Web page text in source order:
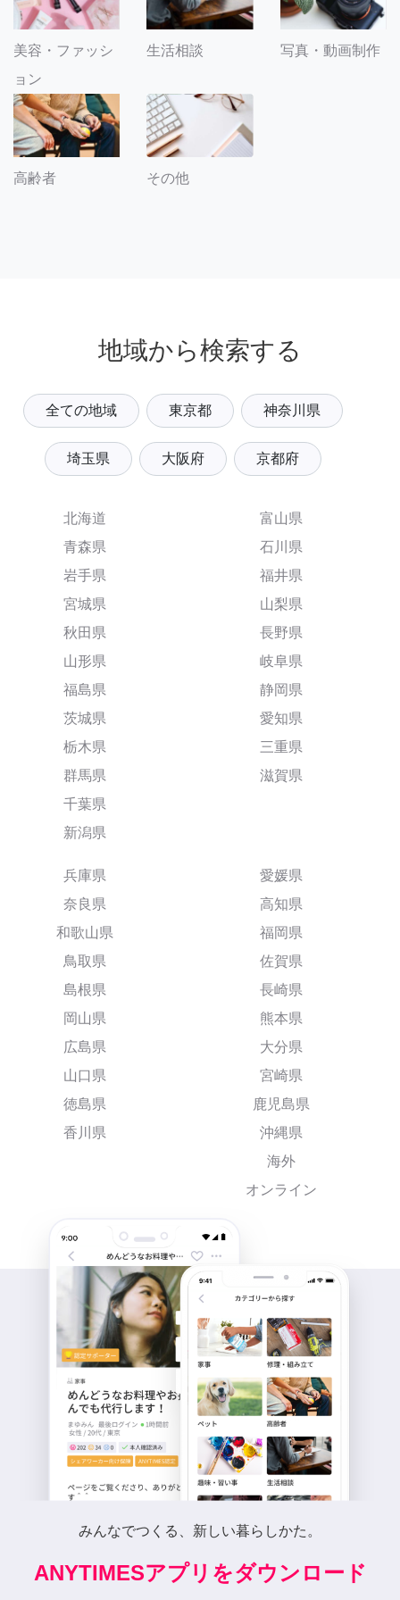
美容・ファッシ
ョン
生活相談 写真・動画制作
高齢者 その他
地域から検索する
全ての地域 東京都 神奈川県
埼玉県 大阪府 京都府
北海道
青森県
岩手県
宮城県
秋田県
山形県
福島県
茨城県
栃木県
群馬県
千葉県
新潟県
富山県
石川県
福井県
山梨県
長野県
岐阜県
静岡県
愛知県
三重県
滋賀県
兵庫県
奈良県
和歌山県
鳥取県
島根県
岡山県
広島県
山口県
徳島県
香川県
愛媛県
高知県
福岡県
佐賀県
長崎県
熊本県
大分県
宮崎県
鹿児島県
沖縄県
海外
オンライン
みんなでつくる、新しい暮らしかた。
ANYTIMESアプリをダウンロード